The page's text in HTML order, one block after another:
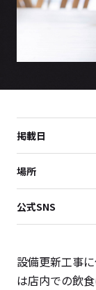
掲載日
場所
公式SNS
設備更新工事
は店内での飲食